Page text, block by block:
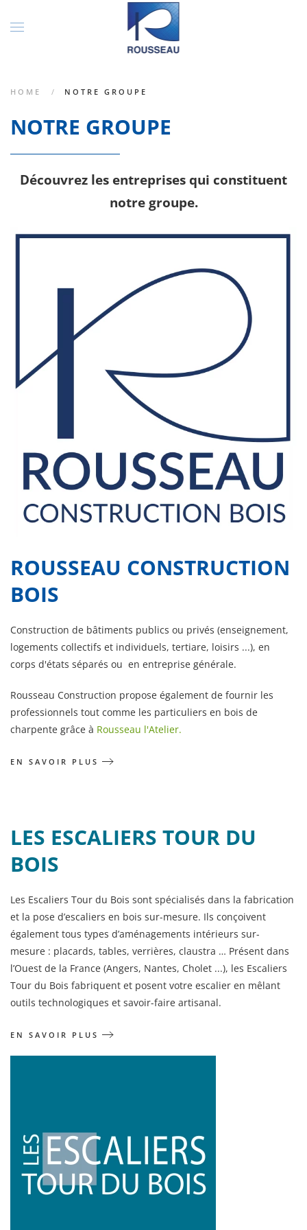
HOME NOTRE GROUPE
NOTRE GROUPE
Découvrez les entreprises qui constituent
notre groupe.
ROUSSEAU CONSTRUCTION
BOIS
Construction de bâtiments publics ou privés (enseignement,
logements collectifs et individuels, tertiare, loisirs ...), en
corps d'états séparés ou en entreprise générale.
Rousseau Construction propose également de fournir les
professionnels tout comme les particuliers en bois de
charpente grâce à Rousseau l'Atelier.
EN SAVOIR PLUS
LES ESCALIERS TOUR DU
BOIS
Les Escaliers Tour du Bois sont spécialisés dans la fabrication
et la pose d’escaliers en bois sur-mesure. Ils conçoivent
également tous types d’aménagements intérieurs sur-
mesure : placards, tables, verrières, claustra … Présent dans
l’Ouest de la France (Angers, Nantes, Cholet ...), les Escaliers
Tour du Bois fabriquent et posent votre escalier en mêlant
outils technologiques et savoir-faire artisanal.
EN SAVOIR PLUS